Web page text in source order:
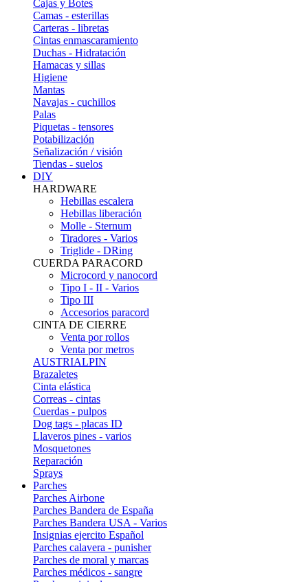
Cajas y Botes
Camas - esterillas
Carteras - libretas
Cintas enmascaramiento
Duchas - Hidratación
Hamacas y sillas
Higiene
Mantas
Navajas - cuchillos
Palas
Piquetas - tensores
Potabilización
Señalización / visión
Tiendas - suelos
DIY
HARDWARE
Hebillas escalera
Hebillas liberación
Molle - Sternum
Tiradores - Varios
Triglide - DRing
CUERDA PARACORD
Microcord y nanocord
Tipo I - II - Varios
Tipo III
Accesorios paracord
CINTA DE CIERRE
Venta por rollos
Venta por metros
AUSTRIALPIN
Brazaletes
Cinta elástica
Correas - cintas
Cuerdas - pulpos
Dog tags - placas ID
Llaveros pines - varios
Mosquetones
Reparación
Sprays
Parches
Parches Airbone
Parches Bandera de España
Parches Bandera USA - Varios
Insignias ejercito Español
Parches calavera - punisher
Parches de moral y marcas
Parches médicos - sangre